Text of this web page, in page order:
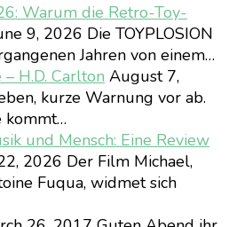
Warum die Retro-Toy-
9, 2026 Die TOYPLOSION
Jahren von einem…
H.D. Carlton August 7,
kurze Warnung vor ab.
kommt…
und Mensch: Eine Review
2026 Der Film Michael,
Fuqua, widmet sich